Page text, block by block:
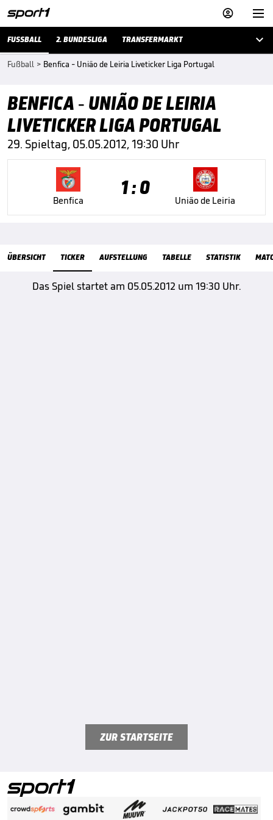


FUSSBALL 2. BUNDESLIGA TRANSFERMARKT 
Fußball > Benfica - União de Leiria Liveticker Liga Portugal
BENFICA - UNIÃO DE LEIRIA
LIVETICKER LIGA PORTUGAL
29. Spieltag, 05.05.2012, 19:30 Uhr
Benfica
1 : 0
União de Leiria
ÜBERSICHT TICKER AUFSTELLUNG TABELLE STATISTIK
ÜbersichtTicker
Das Spiel startet am 05.05.2012 um 19:30 Uhr.
ZUR STARTSEITE